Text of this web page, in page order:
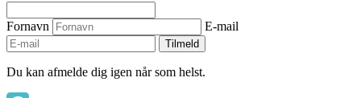
Fornavn E-mail
Tilmeld
Du kan afmelde dig igen når som helst.